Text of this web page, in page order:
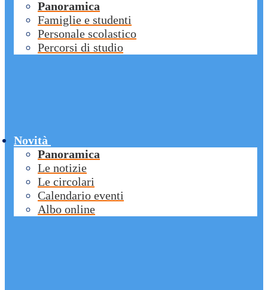
Panoramica
Famiglie e studenti
Personale scolastico
Percorsi di studio
Novità
Panoramica
Le notizie
Le circolari
Calendario eventi
Albo online